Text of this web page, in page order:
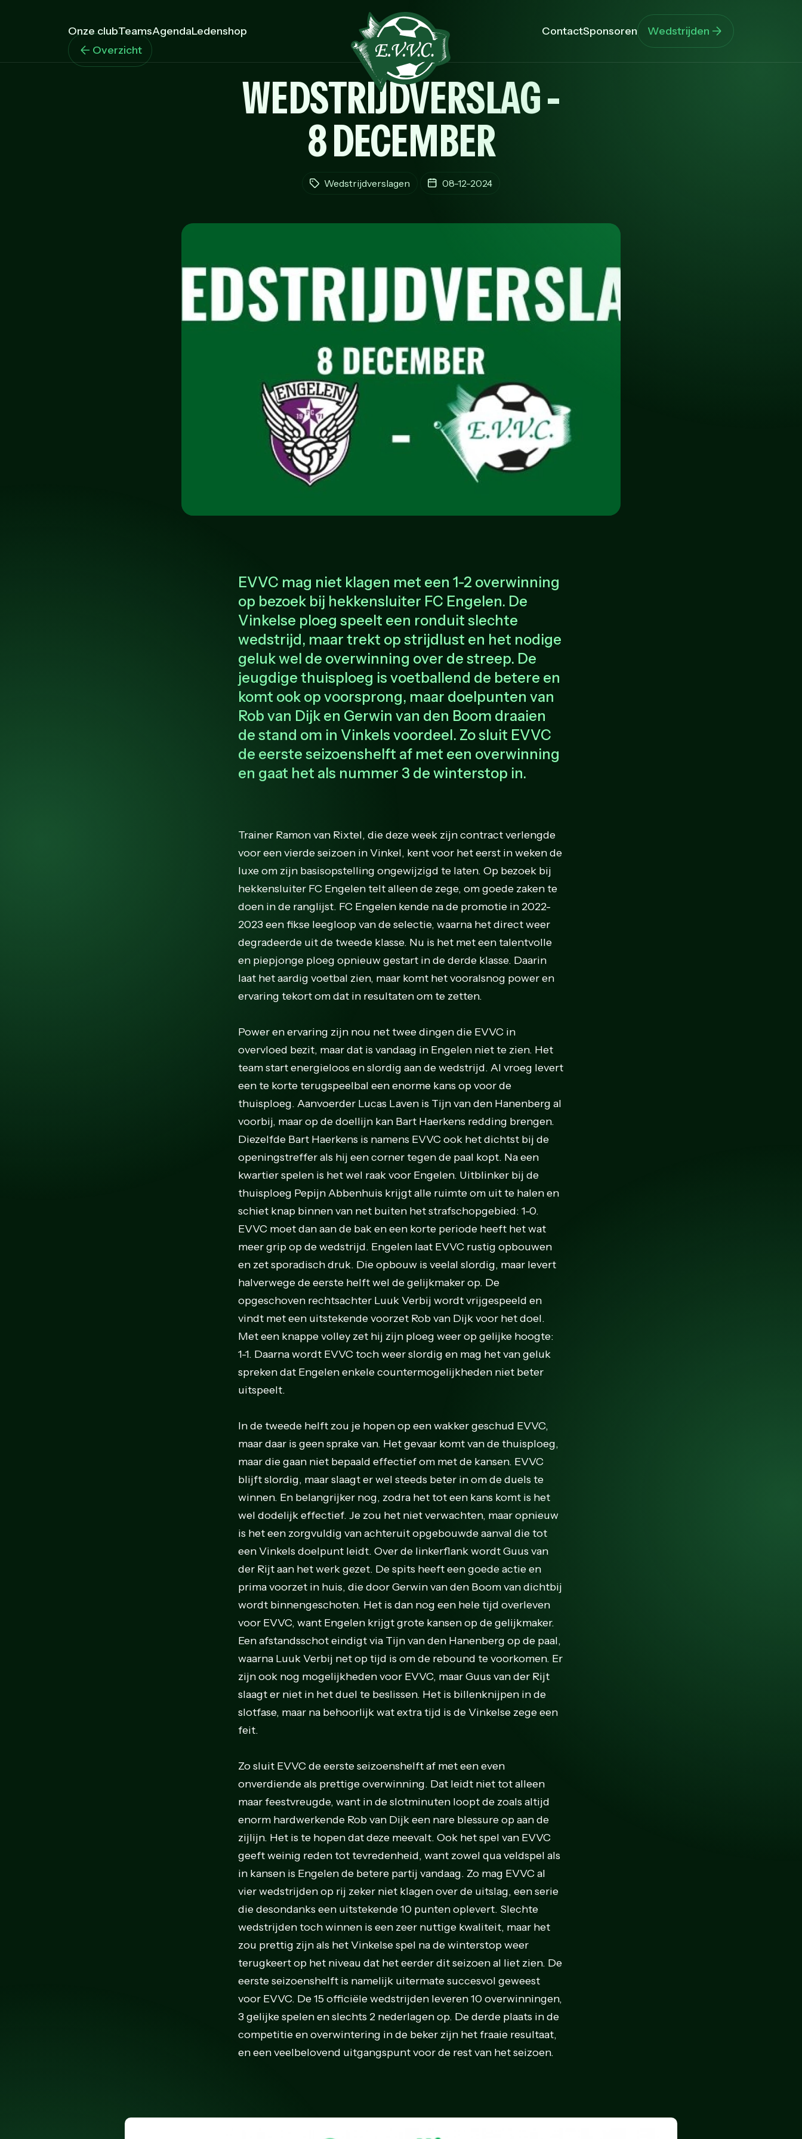
Onze clubTeamsAgendaLedenshop ContactSponsoren
Wedstrijden
Overzicht
WEDSTRIJDVERSLAG -
8 DECEMBER
Wedstrijdverslagen 08-12-2024
EVVC mag niet klagen met een 1-2 overwinning
op bezoek bij hekkensluiter FC Engelen. De
Vinkelse ploeg speelt een ronduit slechte
wedstrijd, maar trekt op strijdlust en het nodige
geluk wel de overwinning over de streep. De
jeugdige thuisploeg is voetballend de betere en
komt ook op voorsprong, maar doelpunten van
Rob van Dijk en Gerwin van den Boom draaien
de stand om in Vinkels voordeel. Zo sluit EVVC
de eerste seizoenshelft af met een overwinning
en gaat het als nummer 3 de winterstop in.
Trainer Ramon van Rixtel, die deze week zijn contract verlengde
voor een vierde seizoen in Vinkel, kent voor het eerst in weken de
luxe om zijn basisopstelling ongewijzigd te laten. Op bezoek bij
hekkensluiter FC Engelen telt alleen de zege, om goede zaken te
doen in de ranglijst. FC Engelen kende na de promotie in 2022-
2023 een fikse leegloop van de selectie, waarna het direct weer
degradeerde uit de tweede klasse. Nu is het met een talentvolle
en piepjonge ploeg opnieuw gestart in de derde klasse. Daarin
laat het aardig voetbal zien, maar komt het vooralsnog power en
ervaring tekort om dat in resultaten om te zetten.
Power en ervaring zijn nou net twee dingen die EVVC in
overvloed bezit, maar dat is vandaag in Engelen niet te zien. Het
team start energieloos en slordig aan de wedstrijd. Al vroeg levert
een te korte terugspeelbal een enorme kans op voor de
thuisploeg. Aanvoerder Lucas Laven is Tijn van den Hanenberg al
voorbij, maar op de doellijn kan Bart Haerkens redding brengen.
Diezelfde Bart Haerkens is namens EVVC ook het dichtst bij de
openingstreffer als hij een corner tegen de paal kopt. Na een
kwartier spelen is het wel raak voor Engelen. Uitblinker bij de
thuisploeg Pepijn Abbenhuis krijgt alle ruimte om uit te halen en
schiet knap binnen van net buiten het strafschopgebied: 1-0.
EVVC moet dan aan de bak en een korte periode heeft het wat
meer grip op de wedstrijd. Engelen laat EVVC rustig opbouwen
en zet sporadisch druk. Die opbouw is veelal slordig, maar levert
halverwege de eerste helft wel de gelijkmaker op. De
opgeschoven rechtsachter Luuk Verbij wordt vrijgespeeld en
vindt met een uitstekende voorzet Rob van Dijk voor het doel.
Met een knappe volley zet hij zijn ploeg weer op gelijke hoogte:
1-1. Daarna wordt EVVC toch weer slordig en mag het van geluk
spreken dat Engelen enkele countermogelijkheden niet beter
uitspeelt.
In de tweede helft zou je hopen op een wakker geschud EVVC,
maar daar is geen sprake van. Het gevaar komt van de thuisploeg,
maar die gaan niet bepaald effectief om met de kansen. EVVC
blijft slordig, maar slaagt er wel steeds beter in om de duels te
winnen. En belangrijker nog, zodra het tot een kans komt is het
wel dodelijk effectief. Je zou het niet verwachten, maar opnieuw
is het een zorgvuldig van achteruit opgebouwde aanval die tot
een Vinkels doelpunt leidt. Over de linkerflank wordt Guus van
der Rijt aan het werk gezet. De spits heeft een goede actie en
prima voorzet in huis, die door Gerwin van den Boom van dichtbij
wordt binnengeschoten. Het is dan nog een hele tijd overleven
voor EVVC, want Engelen krijgt grote kansen op de gelijkmaker.
Een afstandsschot eindigt via Tijn van den Hanenberg op de paal,
waarna Luuk Verbij net op tijd is om de rebound te voorkomen. Er
zijn ook nog mogelijkheden voor EVVC, maar Guus van der Rijt
slaagt er niet in het duel te beslissen. Het is billenknijpen in de
slotfase, maar na behoorlijk wat extra tijd is de Vinkelse zege een
feit.
Zo sluit EVVC de eerste seizoenshelft af met een even
onverdiende als prettige overwinning. Dat leidt niet tot alleen
maar feestvreugde, want in de slotminuten loopt de zoals altijd
enorm hardwerkende Rob van Dijk een nare blessure op aan de
zijlijn. Het is te hopen dat deze meevalt. Ook het spel van EVVC
geeft weinig reden tot tevredenheid, want zowel qua veldspel als
in kansen is Engelen de betere partij vandaag. Zo mag EVVC al
vier wedstrijden op rij zeker niet klagen over de uitslag, een serie
die desondanks een uitstekende 10 punten oplevert. Slechte
wedstrijden toch winnen is een zeer nuttige kwaliteit, maar het
zou prettig zijn als het Vinkelse spel na de winterstop weer
terugkeert op het niveau dat het eerder dit seizoen al liet zien. De
eerste seizoenshelft is namelijk uitermate succesvol geweest
voor EVVC. De 15 officiële wedstrijden leveren 10 overwinningen,
3 gelijke spelen en slechts 2 nederlagen op. De derde plaats in de
competitie en overwintering in de beker zijn het fraaie resultaat,
en een veelbelovend uitgangspunt voor de rest van het seizoen.